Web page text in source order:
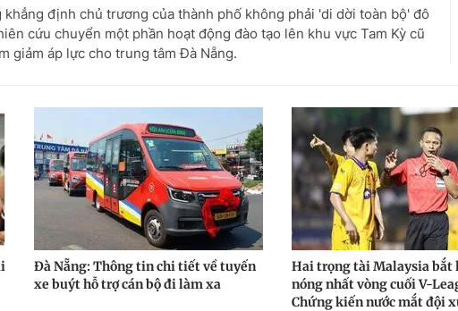
định chủ trương của thành phố không phải 'di dời toàn bộ' đô
cứu chuyển một phần hoạt động đào tạo lên khu vực Tam Kỳ cũ
giảm áp lực cho trung tâm Đà Nẵng.
Đà Nẵng: Thông tin chi tiết về tuyến
xe buýt hỗ trợ cán bộ đi làm xa
Hai trọng tài Malaysia bắt
nóng nhất vòng cuối V-
Chứng kiến nước mắt đội